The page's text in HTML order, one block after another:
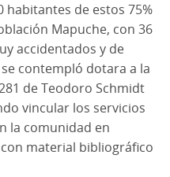
habitantes de estos 75%
Mapuche, con 36
accidentados y de
contempló dotara a la
de Teodoro Schmidt
vincular los servicios
la comunidad en
material bibliográfico